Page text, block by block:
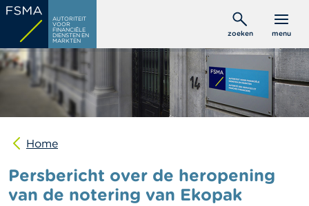
Overslaan
naar
de
inhoud
AUTORITEIT
VOOR
FINANCIËLE
DIENSTEN EN
MARKTEN
zoeken menu
C
s
u
m
t
n
P
o
Home
Persbericht over de heropening
van de notering van Ekopak